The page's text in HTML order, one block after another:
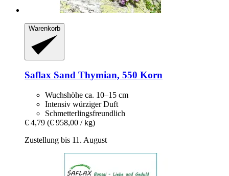
Warenkorb
Saflax Sand Thymian, 550 Korn
Wuchshöhe ca. 10–15 cm
Intensiv würziger Duft
Schmetterlingsfreundlich
€ 4,79 (€ 958,00 / kg)
Zustellung bis 11. August